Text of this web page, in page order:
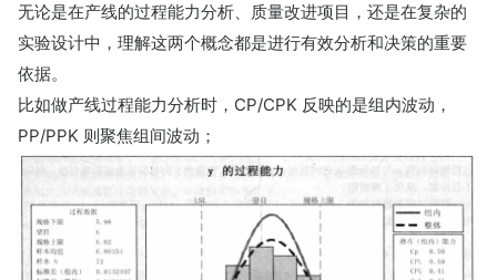
无论是在产线的过程能力分析、质量改进项目，还是在复杂的
实验设计中，理解这两个概念都是进行有效分析和决策的重要
依据。
比如做产线过程能力分析时，CP/CPK 反映的是组内波动，
PP/PPK 则聚焦组间波动；